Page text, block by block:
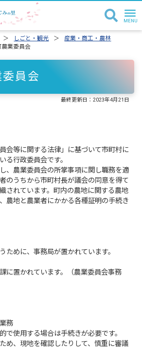
しごと・観光
産業・商工・農林
農業委員会
員会
最終更新日：2023年4月21日
会等に関する法律」に基づいて市町村に
る行政委員会です。
、農業委員会の所掌事項に関し職務を適
のうちから市町村長が議会の同意を得て
されています。町内の農地に関する農地
農地と農業者にかかる各種証明の手続き
ために、事務局が置かれています。
に置かれています。（農業委員会事務
務
で使用する場合は手続きが必要です。
め、現地を確認したりして、慎重に審議